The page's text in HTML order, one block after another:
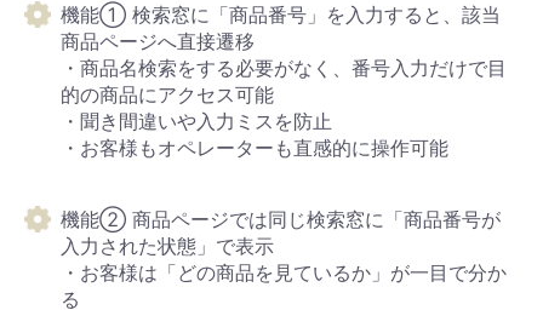
機能① 検索窓に「商品番号」を入力すると、該当
商品ページへ直接遷移
・商品名検索をする必要がなく、番号入力だけで目
的の商品にアクセス可能
・聞き間違いや入力ミスを防止
・お客様もオペレーターも直感的に操作可能
機能② 商品ページでは同じ検索窓に「商品番号が
入力された状態」で表示
・お客様は「どの商品を見ているか」が一目で分か
る